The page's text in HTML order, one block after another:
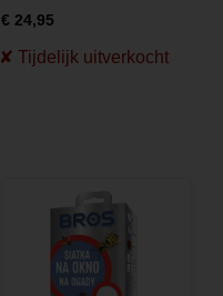
€ 24,95